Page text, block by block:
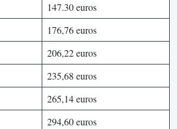
147.30 euros
176,76 euros
206,22 euros
235,68 euros
265,14 euros
294,60 euros